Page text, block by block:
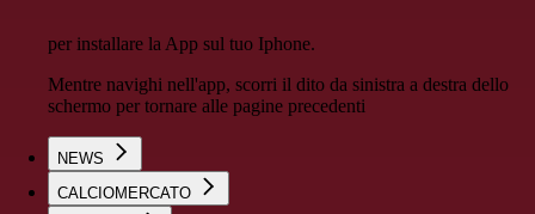
per installare la App sul tuo Iphone.
Mentre navighi nell'app, scorri il dito da sinistra a destra dello
schermo per tornare alle pagine precedenti
NEWS
CALCIOMERCATO